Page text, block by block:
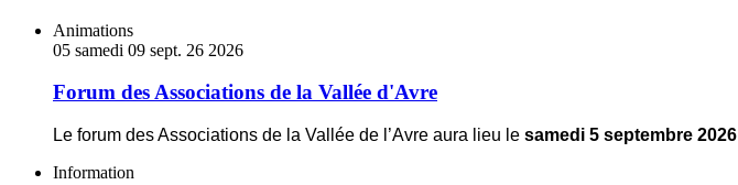
Forum
des
de
Vallée
Animations
05 samedi 09 sept. 26 2026
Forum des Associations de la Vallée d'Avre
Le forum des Associations de la Vallée de l’Avre aura lieu le samedi 5 septembre 2026
Arrêté
Information